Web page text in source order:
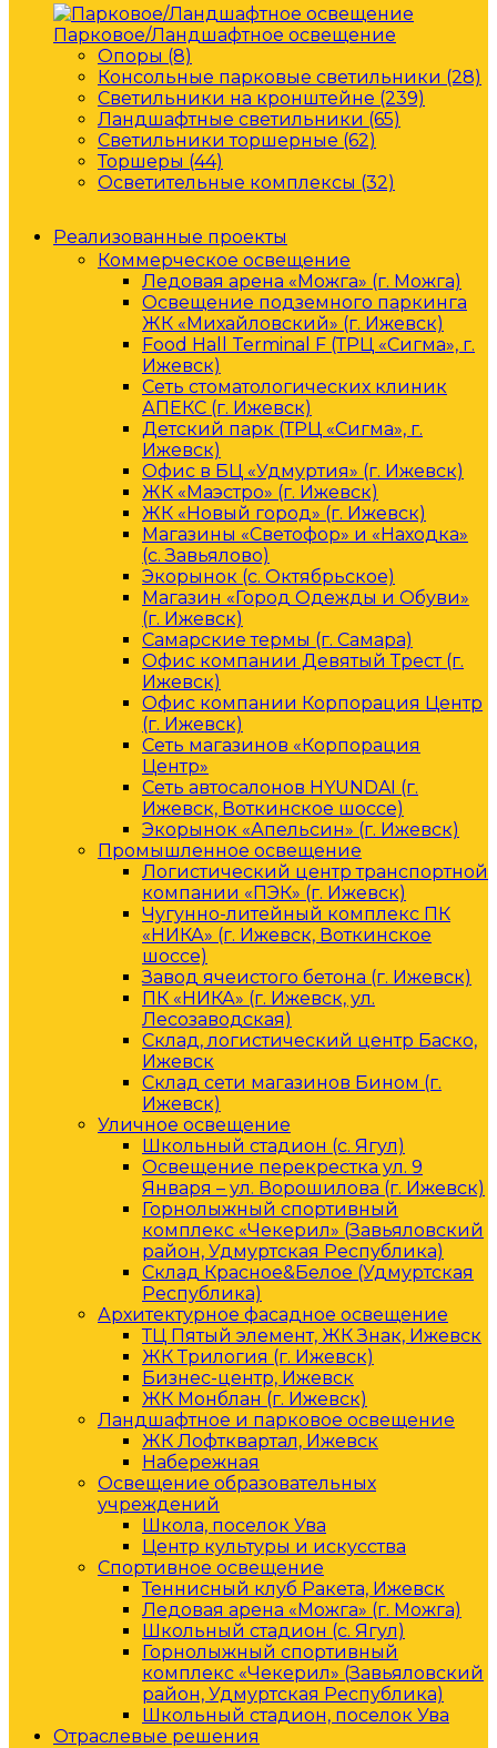
Парковое/Ландшафтное освещение
Опоры (8)
Консольные парковые светильники (28)
Светильники на кронштейне (239)
Ландшафтные светильники (65)
Светильники торшерные (62)
Торшеры (44)
Осветительные комплексы (32)
Реализованные проекты
Коммерческое освещение
Ледовая арена «Можга» (г. Можга)
Освещение подземного паркинга
ЖК «Михайловский» (г. Ижевск)
Food Hall Terminal F (ТРЦ «Сигма», г.
Ижевск)
Сеть стоматологических клиник
АПЕКС (г. Ижевск)
Детский парк (ТРЦ «Сигма», г.
Ижевск)
Офис в БЦ «Удмуртия» (г. Ижевск)
ЖК «Маэстро» (г. Ижевск)
ЖК «Новый город» (г. Ижевск)
Магазины «Светофор» и «Находка»
(с. Завьялово)
Экорынок (с. Октябрьское)
Магазин «Город Одежды и Обуви»
(г. Ижевск)
Самарские термы (г. Самара)
Офис компании Девятый Трест (г.
Ижевск)
Офис компании Корпорация Центр
(г. Ижевск)
Сеть магазинов «Корпорация
Центр»
Сеть автосалонов HYUNDAI (г.
Ижевск, Воткинское шоссе)
Экорынок «Апельсин» (г. Ижевск)
Промышленное освещение
Логистический центр транспортной
компании «ПЭК» (г. Ижевск)
Чугунно-литейный комплекс ПК
«НИКА» (г. Ижевск, Воткинское
шоссе)
Завод ячеистого бетона (г. Ижевск)
ПК «НИКА» (г. Ижевск, ул.
Лесозаводская)
Склад, логистический центр Баско,
Ижевск
Склад сети магазинов Бином (г.
Ижевск)
Уличное освещение
Школьный стадион (с. Ягул)
Освещение перекрестка ул. 9
Января – ул. Ворошилова (г. Ижевск)
Горнолыжный спортивный
комплекс «Чекерил» (Завьяловский
район, Удмуртская Республика)
Склад Красное&Белое (Удмуртская
Республика)
Архитектурное фасадное освещение
ТЦ Пятый элемент, ЖК Знак, Ижевск
ЖК Трилогия (г. Ижевск)
Бизнес-центр, Ижевск
ЖК Монблан (г. Ижевск)
Ландшафтное и парковое освещение
ЖК Лофтквартал, Ижевск
Набережная
Освещение образовательных
учреждений
Школа, поселок Ува
Центр культуры и искусства
Спортивное освещение
Теннисный клуб Ракета, Ижевск
Ледовая арена «Можга» (г. Можга)
Школьный стадион (с. Ягул)
Горнолыжный спортивный
комплекс «Чекерил» (Завьяловский
район, Удмуртская Республика)
Школьный стадион, поселок Ува
Отраслевые решения